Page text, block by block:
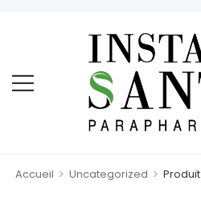
Accueil > Uncategorized > Produit